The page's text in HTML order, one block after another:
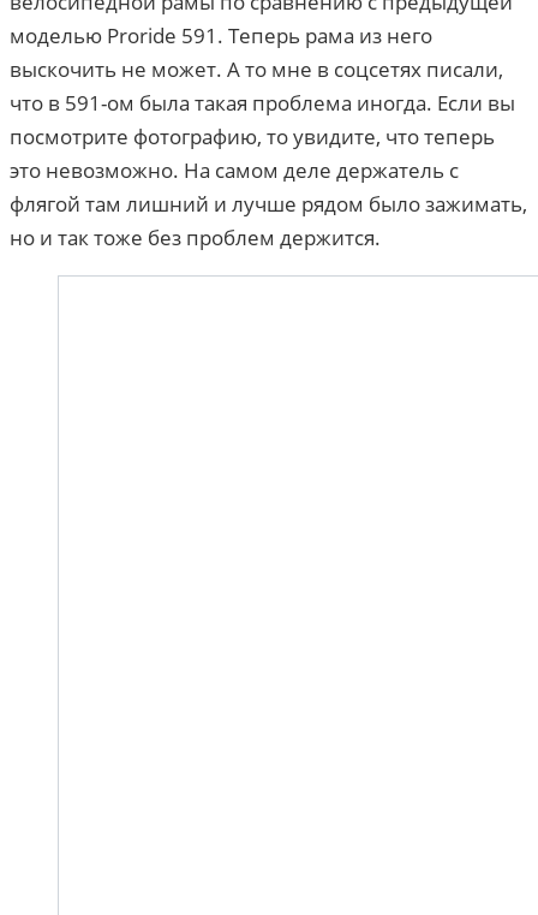
моделью Proride 591. Теперь рама из него
выскочить не может. А то мне в соцсетях писали,
что в 591-ом была такая проблема иногда. Если вы
посмотрите фотографию, то увидите, что теперь
это невозможно. На самом деле держатель с
флягой там лишний и лучше рядом было зажимать,
но и так тоже без проблем держится.